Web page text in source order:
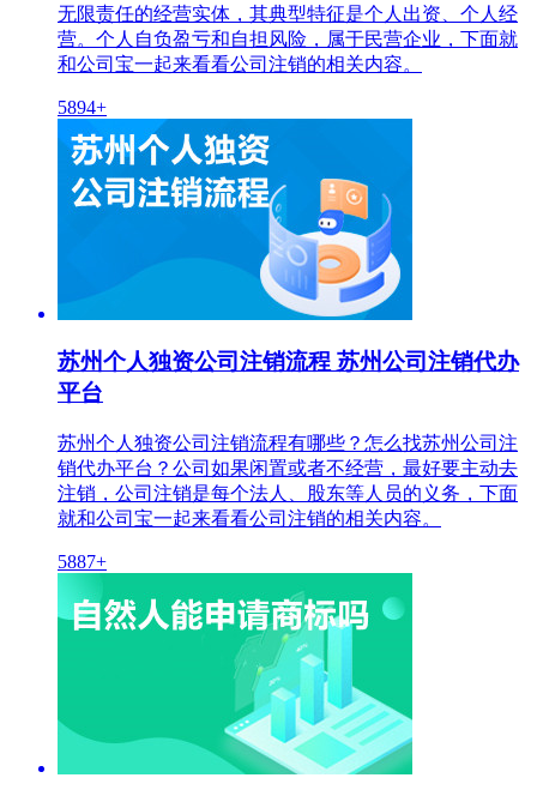
无限责任的经营实体，其典型特征是个人出资、个人经
营。个人自负盈亏和自担风险，属于民营企业，下面就
和公司宝一起来看看公司注销的相关内容。
5894+
苏州个人独资公司注销流程 苏州公司注销代办
平台
苏州个人独资公司注销流程有哪些？怎么找苏州公司注
销代办平台？公司如果闲置或者不经营，最好要主动去
注销，公司注销是每个法人、股东等人员的义务，下面
就和公司宝一起来看看公司注销的相关内容。
5887+